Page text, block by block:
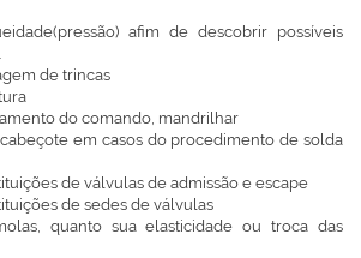
afim de descobrir possíveis
de trincas
do comando, mandrilhar
em casos do procedimento de solda
de válvulas de admissão e escape
de sedes de válvulas
quanto sua elasticidade ou troca das